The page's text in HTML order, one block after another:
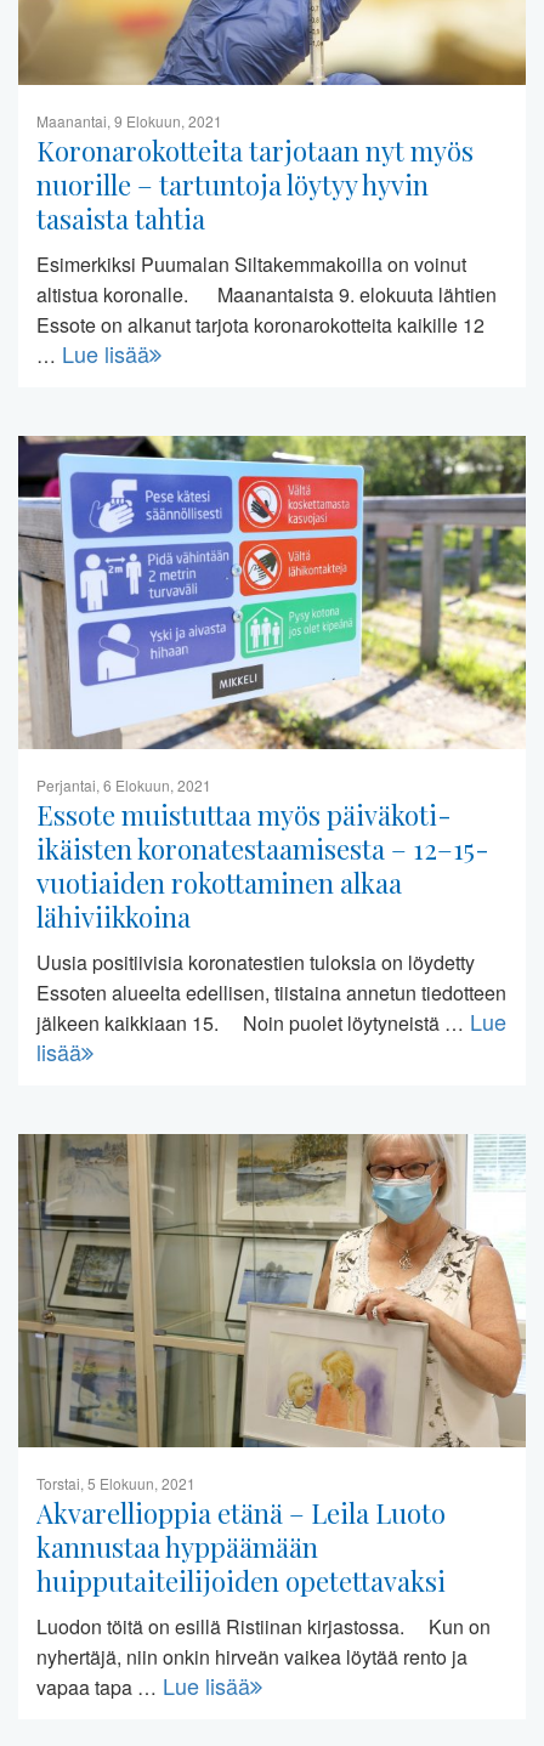
Maanantai, 9 Elokuun, 2021
Koronarokotteita tarjotaan nyt myös
nuorille – tartuntoja löytyy hyvin
tasaista tahtia
Esimerkiksi Puumalan Siltakemmakoilla on voinut
altistua koronalle. Maanantaista 9. elokuuta lähtien
Essote on alkanut tarjota koronarokotteita kaikille 12
… Lue lisää
Perjantai, 6 Elokuun, 2021
Essote muistuttaa myös päiväkoti-
ikäisten koronatestaamisesta – 12–15-
vuotiaiden rokottaminen alkaa
lähiviikkoina
Uusia positiivisia koronatestien tuloksia on löydetty
Essoten alueelta edellisen, tiistaina annetun tiedotteen
jälkeen kaikkiaan 15. Noin puolet löytyneistä … Lue
lisää
Torstai, 5 Elokuun, 2021
Akvarellioppia etänä – Leila Luoto
kannustaa hyppäämään
huipputaiteilijoiden opetettavaksi
Luodon töitä on esillä Ristiinan kirjastossa. Kun on
nyhertäjä, niin onkin hirveän vaikea löytää rento ja
vapaa tapa … Lue lisää